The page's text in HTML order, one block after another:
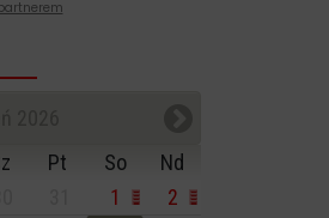
Pt So
Nd
1
2